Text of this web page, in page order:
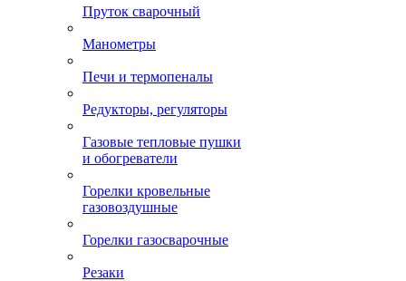
Пруток сварочный
Манометры
Печи и термопеналы
Редукторы, регуляторы
Газовые тепловые пушки
и обогреватели
Горелки кровельные
газовоздушные
Горелки газосварочные
Резаки